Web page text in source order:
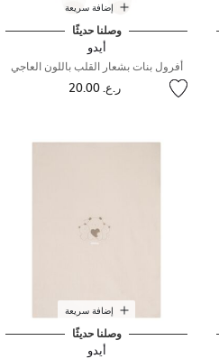
إضافة سريعة
وصلنا حديثًا
أيدو
أفرول بنات بشعار القلب باللون العاجي
ر.ع. 20.00
إضافة سريعة
وصلنا حديثًا
أيدو